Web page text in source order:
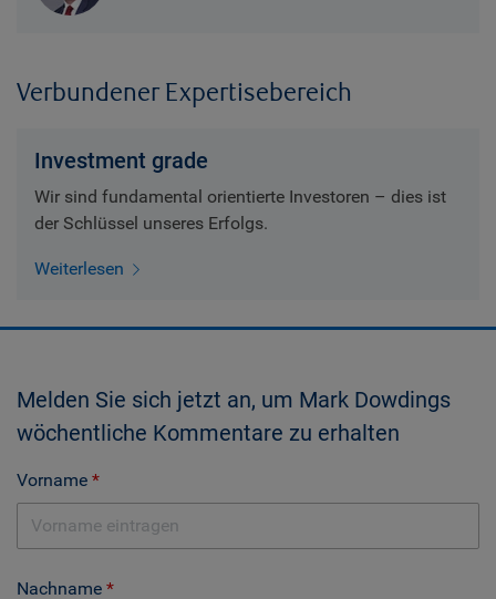
Verbundener Expertisebereich
Investment grade
Wir sind fundamental orientierte Investoren – dies ist
der Schlüssel unseres Erfolgs.
Weiterlesen
Melden Sie sich jetzt an, um Mark Dowdings
wöchentliche Kommentare zu erhalten
Vorname
Nachname